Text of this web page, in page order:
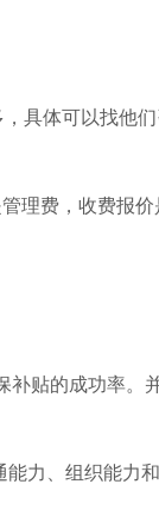
具体可以找他们
理费，收费报价
贴的成功率。
力、组织能力